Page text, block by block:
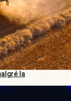
la